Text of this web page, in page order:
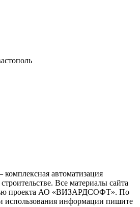
автоматизация
Все материалы сайта
проекта АО «ВИЗАРДСОФТ». По
использования информации пишите